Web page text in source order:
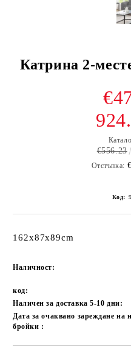
Катрина 2-
€556.23
Отстъпка:
Код:
162x87x89cm
Наличност:
код:
Наличен за доставка 5-10 дни:
Дата за очаквано зареждане на
бройки :